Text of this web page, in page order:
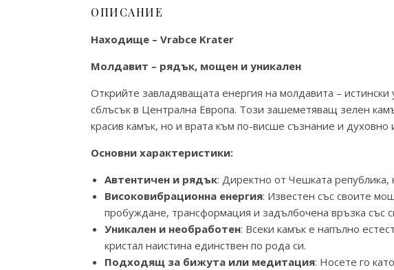
ОПИСАНИЕ
Находище – Vrabce Krater
Молдавит – рядък, мощен и уникален
Открийте завладяващата енергия на молдавита –
сблъсък в Централна Европа. Този зашеметяващ зелен
красив камък, но и врата към по-висше съзнание и духовно
Основни характеристики:
Автентичен и рядък: Директно от Чешката република,
Високовибрационна енергия: Известен със своите
пробуждане, трансформация и задълбочена връзка със
Уникален и необработен: Всеки камък е напълно
кристал наистина единствен по рода си.
Подходящ за бижута или медитация: Носете го